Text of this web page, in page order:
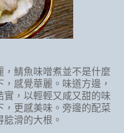
，鯖魚味噌煮並不是什麼
感覺華麗。味道方邊，
，以輕輕又咸又甜的味
更感美味。旁邊的配菜
滑的大根。